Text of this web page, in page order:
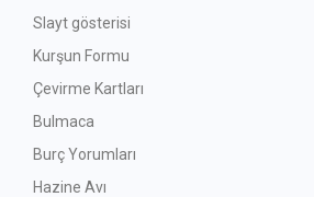
Slayt gösterisi
Kurşun Formu
Çevirme Kartları
Bulmaca
Burç Yorumları
Hazine Avı